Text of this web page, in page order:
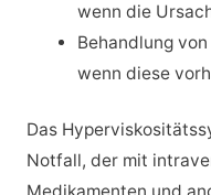
wenn die
Behandlung
wenn diese
Das
Notfall, der mit